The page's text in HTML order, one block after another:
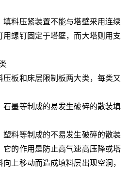
填料压紧装置不能与塔壁采用连续
用螺钉固定于塔壁，而大塔则用支
板和床层限制板两大类，每类又
石墨等制成的易发生破碎的散装填
塑料等制成的不易发生破碎的散装
它的作用是防止高气速高压降或塔
上移动而造成填料层出现空洞，